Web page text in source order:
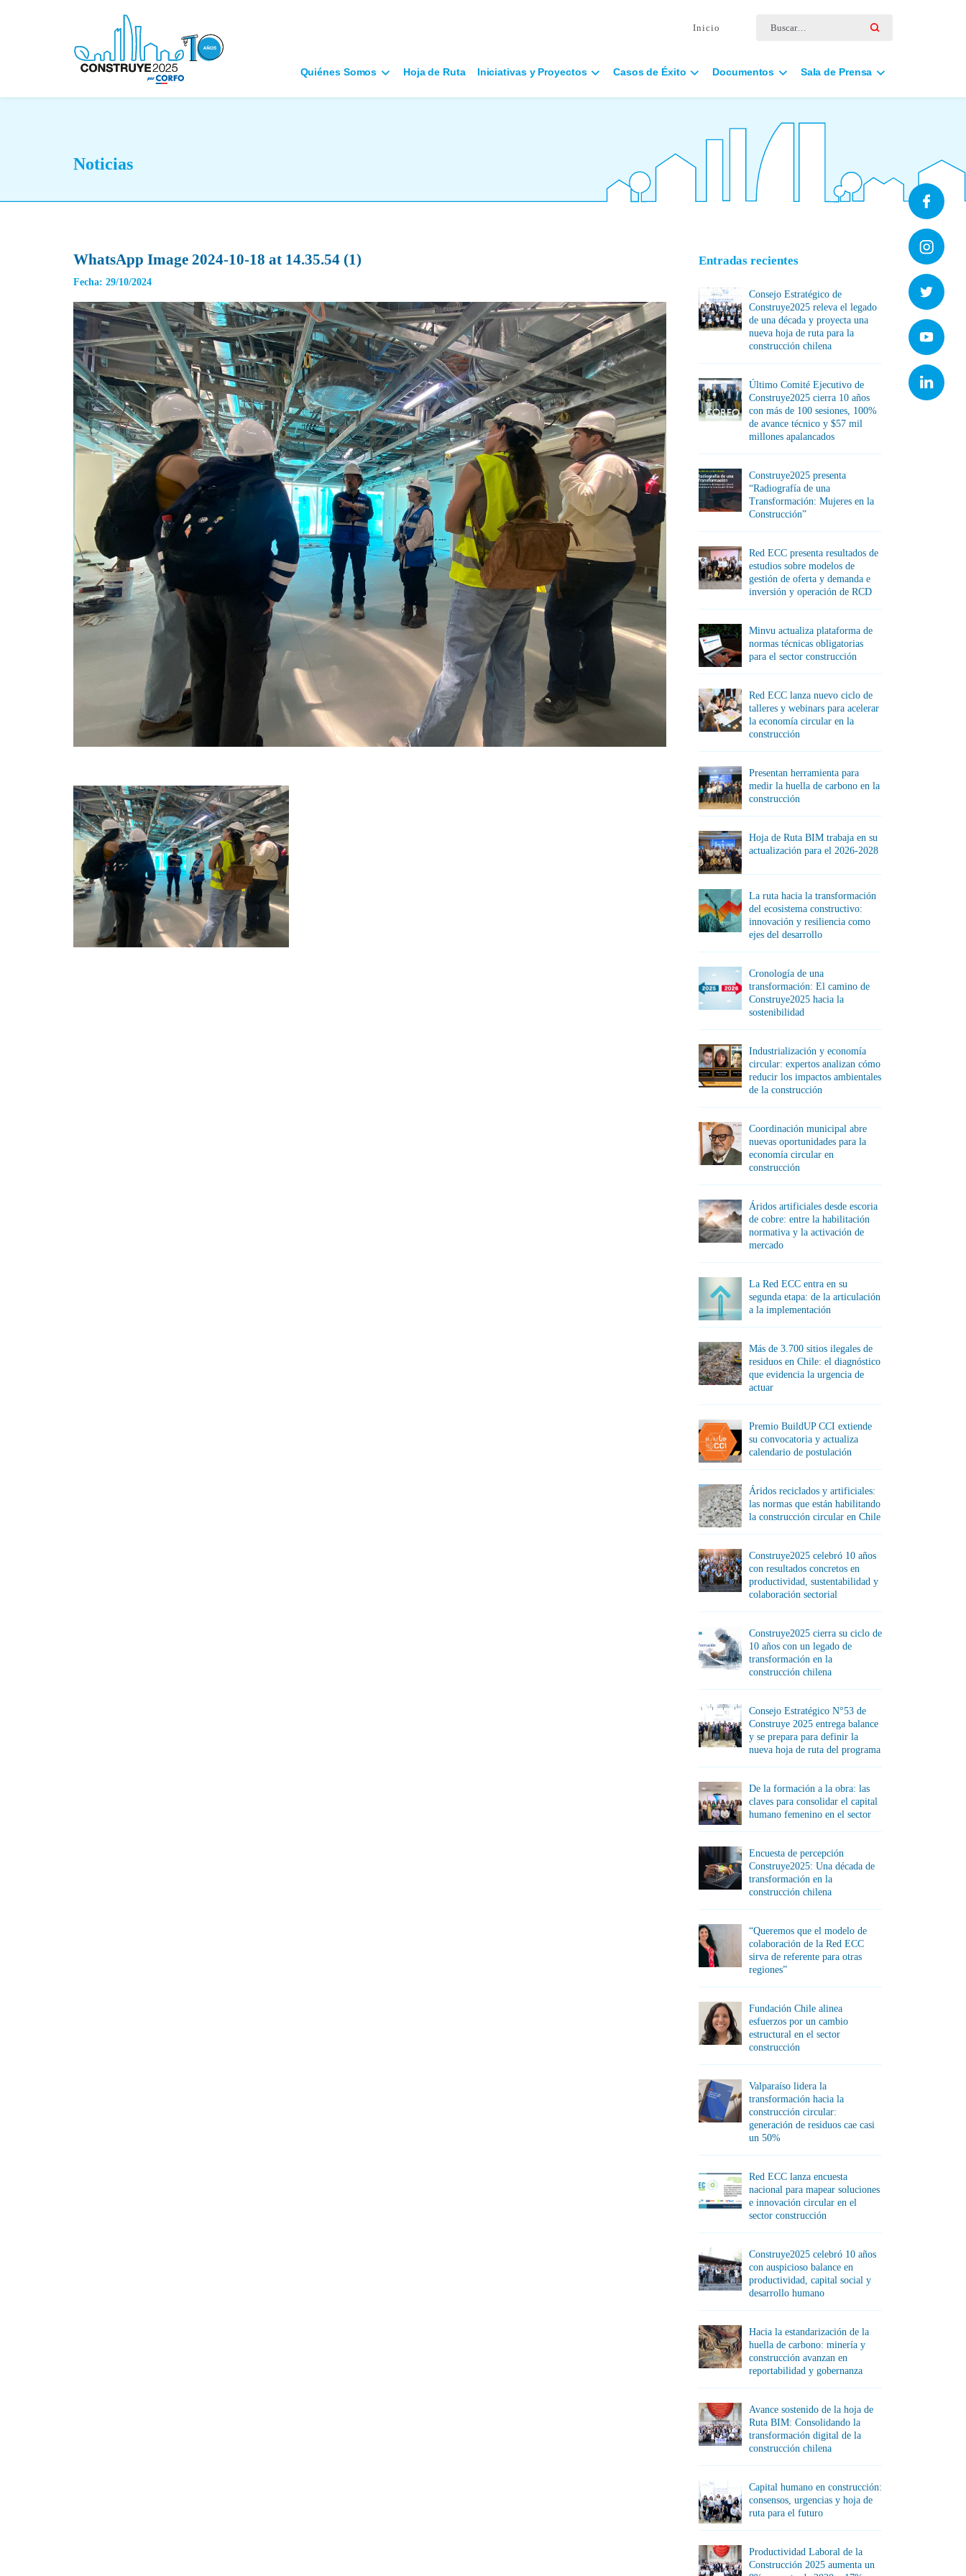
Buscar por:
Inicio
Quiénes Somos Hoja de Ruta Iniciativas y Proyectos Casos de Éxito Documentos Sala de Prensa
Noticias
WhatsApp Image 2024-10-18 at 14.35.54 (1)
Fecha: 29/10/2024
Entradas recientes
Consejo Estratégico de
Construye2025 releva el legado
de una década y proyecta una
nueva hoja de ruta para la
construcción chilena
Último Comité Ejecutivo de
Construye2025 cierra 10 años
con más de 100 sesiones, 100%
de avance técnico y $57 mil
millones apalancados
Construye2025 presenta
“Radiografía de una
Transformación: Mujeres en la
Construcción”
Red ECC presenta resultados de
estudios sobre modelos de
gestión de oferta y demanda e
inversión y operación de RCD
Minvu actualiza plataforma de
normas técnicas obligatorias
para el sector construcción
Red ECC lanza nuevo ciclo de
talleres y webinars para acelerar
la economía circular en la
construcción
Presentan herramienta para
medir la huella de carbono en la
construcción
Hoja de Ruta BIM trabaja en su
actualización para el 2026-2028
La ruta hacia la transformación
del ecosistema constructivo:
innovación y resiliencia como
ejes del desarrollo
Cronología de una
transformación: El camino de
Construye2025 hacia la
sostenibilidad
Industrialización y economía
circular: expertos analizan cómo
reducir los impactos ambientales
de la construcción
Coordinación municipal abre
nuevas oportunidades para la
economía circular en
construcción
Áridos artificiales desde escoria
de cobre: entre la habilitación
normativa y la activación de
mercado
La Red ECC entra en su
segunda etapa: de la articulación
a la implementación
Más de 3.700 sitios ilegales de
residuos en Chile: el diagnóstico
que evidencia la urgencia de
actuar
Premio BuildUP CCI extiende
su convocatoria y actualiza
calendario de postulación
Áridos reciclados y artificiales:
las normas que están habilitando
la construcción circular en Chile
Construye2025 celebró 10 años
con resultados concretos en
productividad, sustentabilidad y
colaboración sectorial
Construye2025 cierra su ciclo de
10 años con un legado de
transformación en la
construcción chilena
Consejo Estratégico N°53 de
Construye 2025 entrega balance
y se prepara para definir la
nueva hoja de ruta del programa
De la formación a la obra: las
claves para consolidar el capital
humano femenino en el sector
Encuesta de percepción
Construye2025: Una década de
transformación en la
construcción chilena
“Queremos que el modelo de
colaboración de la Red ECC
sirva de referente para otras
regiones”
Fundación Chile alinea
esfuerzos por un cambio
estructural en el sector
construcción
Valparaíso lidera la
transformación hacia la
construcción circular:
generación de residuos cae casi
un 50%
Red ECC lanza encuesta
nacional para mapear soluciones
e innovación circular en el
sector construcción
Construye2025 celebró 10 años
con auspicioso balance en
productividad, capital social y
desarrollo humano
Hacia la estandarización de la
huella de carbono: minería y
construcción avanzan en
reportabilidad y gobernanza
Avance sostenido de la hoja de
Ruta BIM: Consolidando la
transformación digital de la
construcción chilena
Capital humano en construcción:
consensos, urgencias y hoja de
ruta para el futuro
Productividad Laboral de la
Construcción 2025 aumenta un